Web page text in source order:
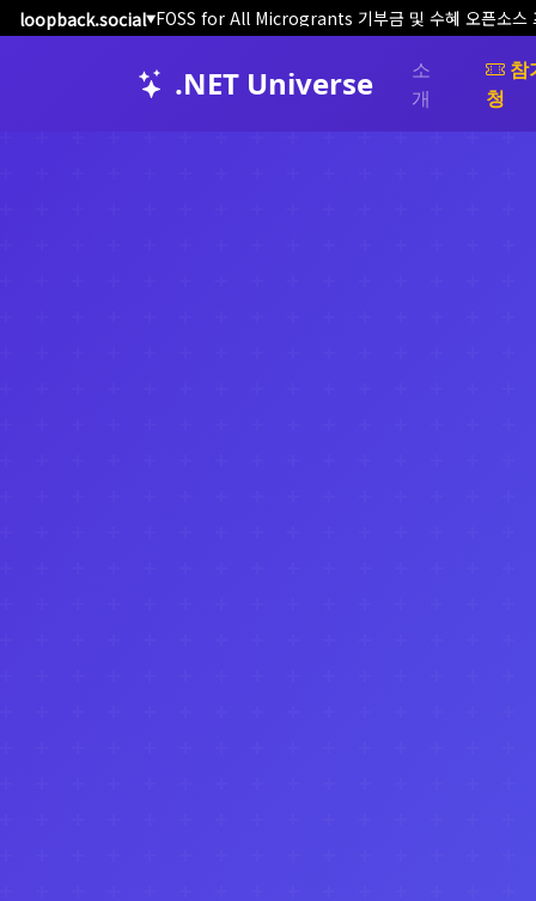
loopback.social▼FOSS for All Microgrants 기부금 및 수혜 오픈소스
.NET Universe
소
개
참
청